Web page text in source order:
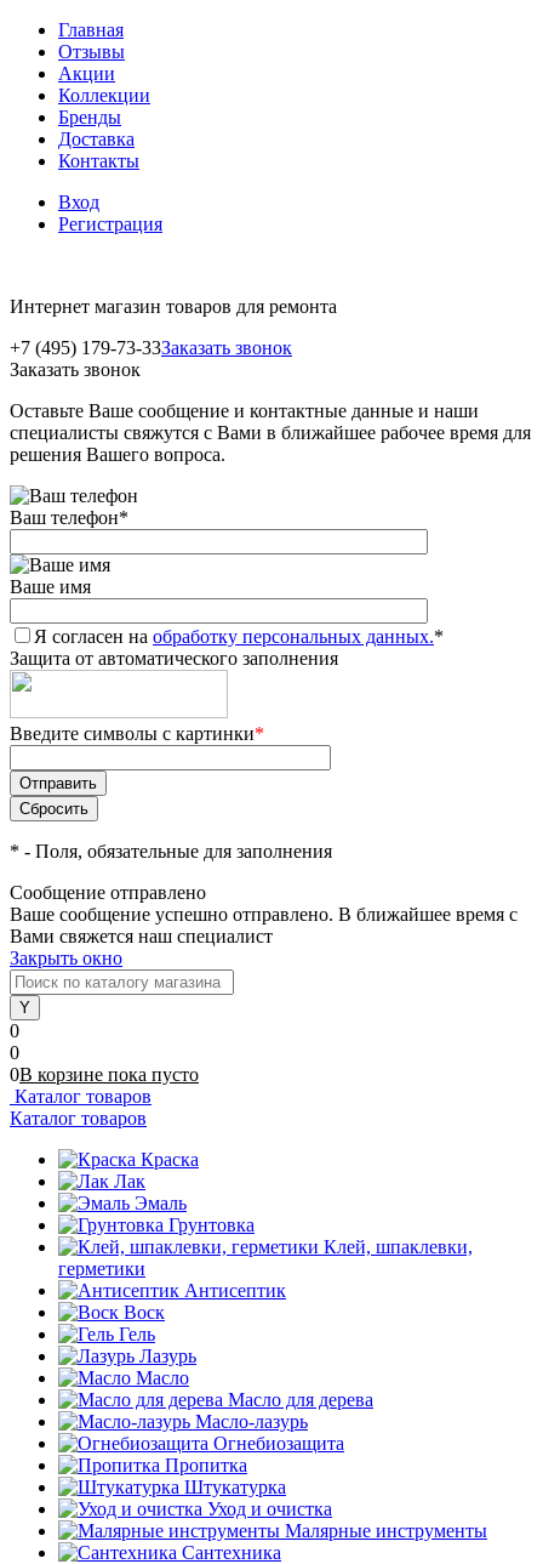
Главная
Отзывы
Акции
Коллекции
Бренды
Доставка
Контакты
Вход
Регистрация
Интернет магазин товаров для ремонта
+7 (495) 179-73-33Заказать звонок
Заказать звонок
Оставьте Ваше сообщение и контактные данные и наши
специалисты свяжутся с Вами в ближайшее рабочее время для
решения Вашего вопроса.
Ваш телефон*
Ваше имя
Я согласен на обработку персональных данных.*
Защита от автоматического заполнения
Введите символы с картинки*
* - Поля, обязательные для заполнения
Сообщение отправлено
Ваше сообщение успешно отправлено. В ближайшее время с
Вами свяжется наш специалист
Закрыть окно
0
0
0В корзине пока пусто
Каталог товаров
Каталог товаров
Краска
Лак
Эмаль
Грунтовка
Клей, шпаклевки,
герметики
Антисептик
Воск
Гель
Лазурь
Масло
Масло для дерева
Масло-лазурь
Огнебиозащита
Пропитка
Штукатурка
Уход и очистка
Малярные инструменты
Сантехника